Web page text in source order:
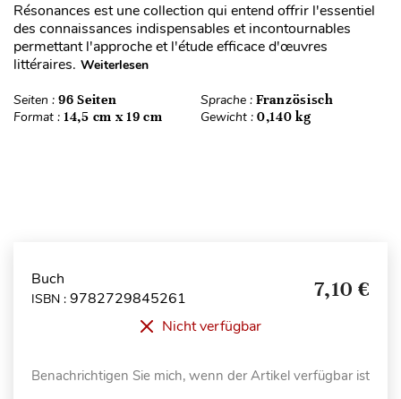
Résonances est une collection qui entend offrir l'essentiel
des connaissances indispensables et incontournables
permettant l'approche et l'étude efficace d'œuvres
littéraires. Weiterlesen
Seiten : 96 Seiten Sprache : Französisch
Format : 14,5 cm x 19 cm Gewicht : 0,140 kg
Buch
ISBN : 9782729845261 7,10 €
Nicht verfügbar
Benachrichtigen Sie mich, wenn der Artikel verfügbar ist